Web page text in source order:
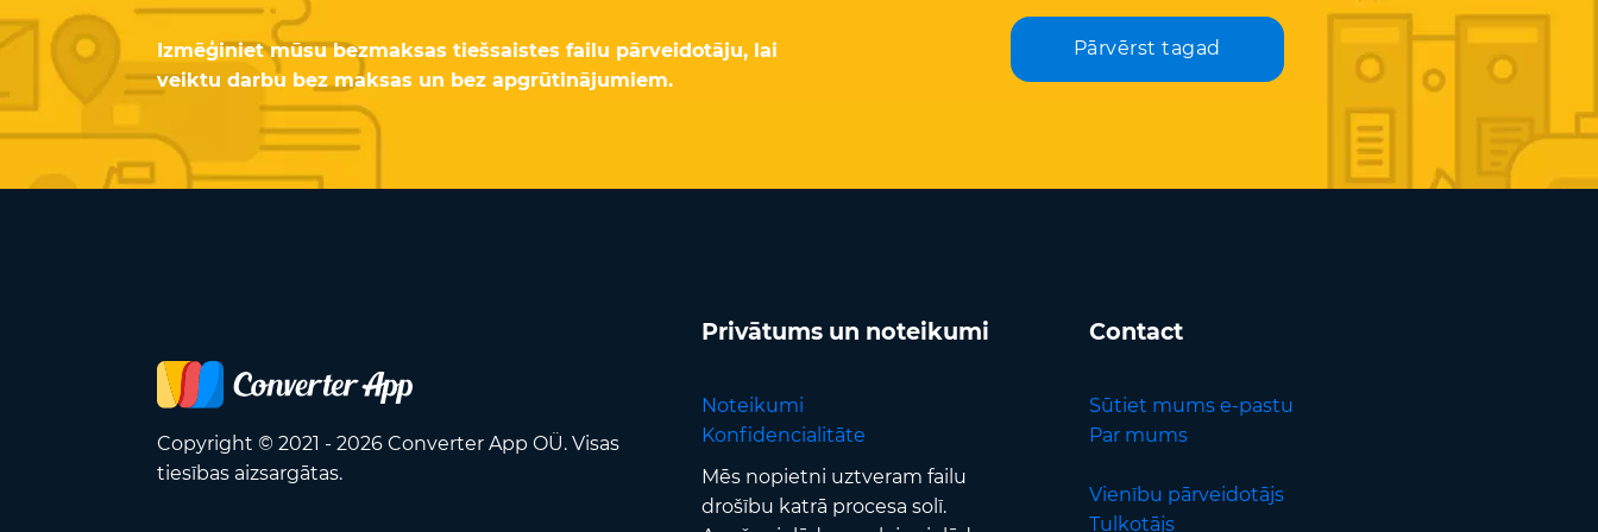
Izmēģiniet mūsu bezmaksas tiešsaistes failu pārveidotāju, lai
veiktu darbu bez maksas un bez apgrūtinājumiem.
Pārvērst tagad
Copyright © 2021 - 2026 Converter App OÜ. Visas
tiesības aizsargātas.
Privātums un noteikumi
Noteikumi
Konfidencialitāte
Mēs nopietni uztveram failu
drošību katrā procesa solī.
Contact
Sūtiet mums e-pastu
Par mums
Vienību pārveidotājs
Tulkotājs